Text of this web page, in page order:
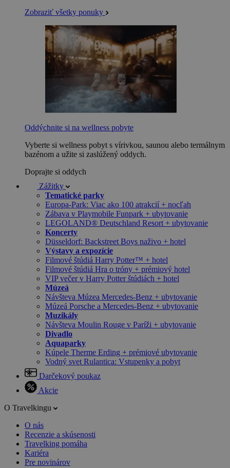
Zobraziť všetky ponuky
Oddýchnite si na wellness pobyte
Vyberte si wellness pobyt s vírivkou, saunou alebo termálnym
bazénom a užite si zaslúžený oddych.
Doprajte si oddych
Zážitky
Tematické parky
Europa-Park: Viac ako 100 atrakcií + nocľah
Zábava v Playmobile Funpark + ubytovanie
LEGOLAND® Deutschland Resort + ubytovanie
Koncerty
Düsseldorf: Backstreet Boys naživo + hotel
Výstavy a expozície
Filmové štúdiá Harry Potter™ + hotel
Filmové štúdiá Hra o tróny + prémiový hotel
VIP večer v Harry Potter štúdiách + hotel
Múzeá
Návšteva Múzea Mercedes-Benz + ubytovanie
Múzeá Porsche a Mercedes-Benz + ubytovanie
Muzikály
Návšteva Moulin Rouge v Paríži + ubytovanie
Divadlo
Aquaparky
Kúpele Therme Erding + prémiové ubytovanie
Vodný svet Rulantica: Vstupenky a pobyt
Darčekový poukaz
Akcie
O Travelkingu
O nás
Recenzie a skúsenosti
Travelking pomáha
Kariéra
Pre novinárov